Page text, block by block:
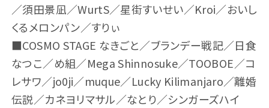
／須田景凪／WurtS／星街すいせい／Kroi／おいし
くるメロンパン／すりぃ
■COSMO STAGE なきごと／ブランデー戦記／日食
なつこ／め組／Mega Shinnosuke／TOOBOE／コ
レサワ／jo0ji／muque／Lucky Kilimanjaro／離婚
伝説／カネヨリマサル／なとり／シンガーズハイ